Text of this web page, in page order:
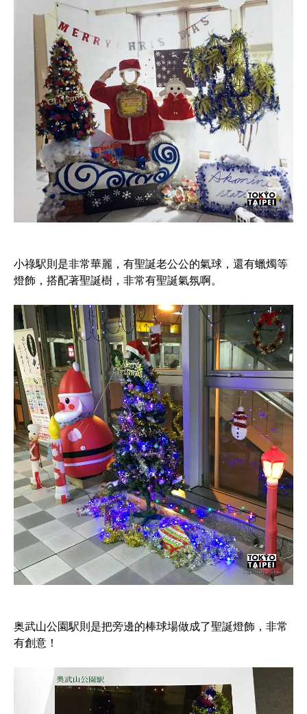
小祿駅則是非常華麗，有聖誕老公公的氣球，還有蠟燭等
燈飾，搭配著聖誕樹，非常有聖誕氣氛啊。
奥武山公園駅則是把旁邊的棒球場做成了聖誕燈飾，非常
有創意！